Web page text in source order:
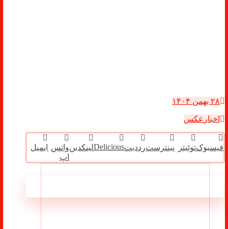
۲۸ بهمن ۱۴۰۴
اخبار عکس
فیسبوکتوئیتر پینترسترددیتDeliciousلینکدینواتس
اپ
ایمیل